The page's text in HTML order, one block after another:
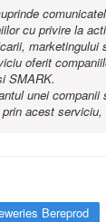
cu privire la
marketingului
oferit
SMARK.
unei
acest
Bereprod